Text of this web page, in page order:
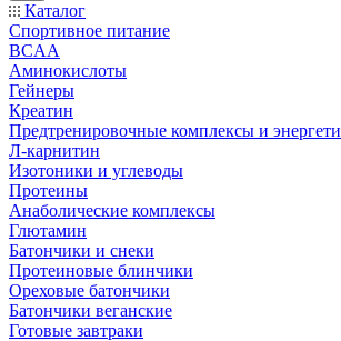
Каталог
Спортивное питание
BCAA
Аминокислоты
Гейнеры
Креатин
Предтренировочные комплексы и
Л-карнитин
Изотоники и углеводы
Протеины
Анаболические комплексы
Глютамин
Батончики и снеки
Протеиновые блинчики
Ореховые батончики
Батончики веганские
Готовые завтраки